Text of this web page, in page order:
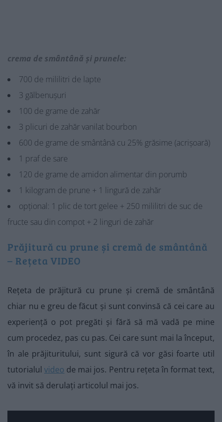
crema de smântână și prunele:
700 de mililitri de lapte
3 gălbenușuri
100 de grame de zahăr
3 plicuri de zahăr vanilat bourbon
600 de grame de smântână cu 25% grăsime (acrișoară)
1 praf de sare
120 de grame de amidon alimentar din porumb
1 kilogram de prune + 1 lingură de zahăr
opțional: 1 plic de tort gelee + 250 mililitri de suc de
fructe sau din compot + 2 linguri de zahăr
Prăjitură cu prune și cremă de smântână
– Rețeta VIDEO
Rețeta de prăjitură cu prune și cremă de smântână
chiar nu e greu de făcut și sunt convinsă că cei care au
experiență o pot pregăti și fără să mă vadă pe mine
cum procedez, pas cu pas. Cei care sunt mai la început,
în ale prăjituritului, sunt sigură că vor găsi foarte util
tutorialulvideo de mai jos. Pentru rețeta în format text,
vă invit să derulați articolul mai jos.